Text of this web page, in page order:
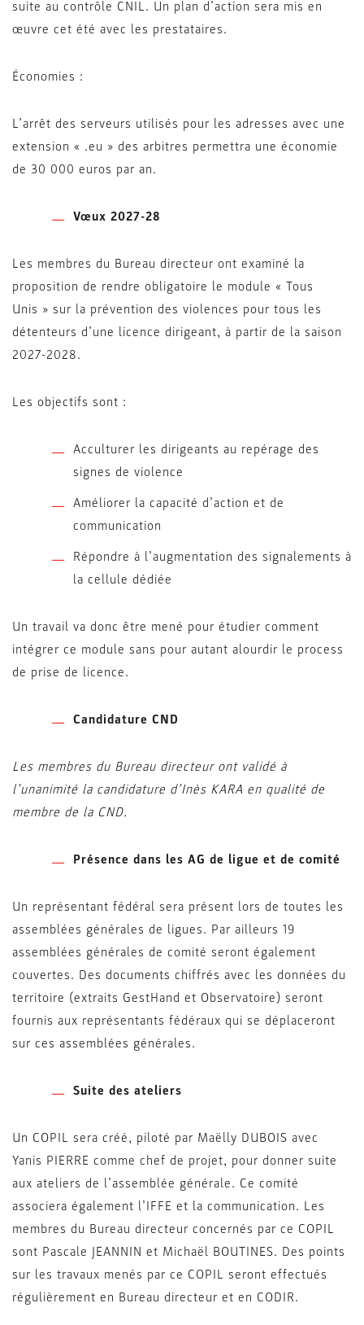
suite au contrôle CNIL. Un plan d’action sera mis en
œuvre cet été avec les prestataires.
Économies :
L’arrêt des serveurs utilisés pour les adresses avec une
extension « .eu » des arbitres permettra une économie
de 30 000 euros par an.
Vœux 2027-28
Les membres du Bureau directeur ont examiné la
proposition de rendre obligatoire le module « Tous
Unis » sur la prévention des violences pour tous les
détenteurs d’une licence dirigeant, à partir de la saison
2027-2028.
Les objectifs sont :
Acculturer les dirigeants au repérage des
signes de violence
Améliorer la capacité d’action et de
communication
Répondre à l’augmentation des signalements à
la cellule dédiée
Un travail va donc être mené pour étudier comment
intégrer ce module sans pour autant alourdir le process
de prise de licence.
Candidature CND
Les membres du Bureau directeur ont validé à
l’unanimité la candidature d’Inès KARA en qualité de
membre de la CND.
Présence dans les AG de ligue et de comité
Un représentant fédéral sera présent lors de toutes les
assemblées générales de ligues. Par ailleurs 19
assemblées générales de comité seront également
couvertes. Des documents chiffrés avec les données du
territoire (extraits GestHand et Observatoire) seront
fournis aux représentants fédéraux qui se déplaceront
sur ces assemblées générales.
Suite des ateliers
Un COPIL sera créé, piloté par Maëlly DUBOIS avec
Yanis PIERRE comme chef de projet, pour donner suite
aux ateliers de l’assemblée générale. Ce comité
associera également l’IFFE et la communication. Les
membres du Bureau directeur concernés par ce COPIL
sont Pascale JEANNIN et Michaël BOUTINES. Des points
sur les travaux menés par ce COPIL seront effectués
régulièrement en Bureau directeur et en CODIR.